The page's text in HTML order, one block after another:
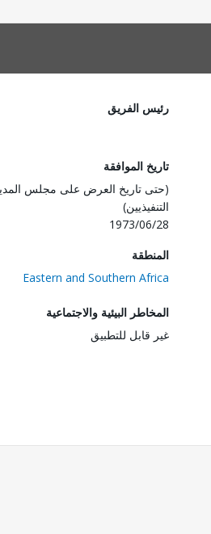
رئيس الفريق
تاريخ الموافقة
(حتى تاريخ العرض على مجلس
التنفيذيين)
1973/06/28
المنطقة
Eastern and Southern Africa
المخاطر البيئية والاجتماعية
غير قابل للتطبيق